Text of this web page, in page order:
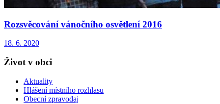
Rozsvěcování vánočního osvětlení 2016
18. 6. 2020
Život v obci
Aktuality
Hlášení místního rozhlasu
Obecní zpravodaj